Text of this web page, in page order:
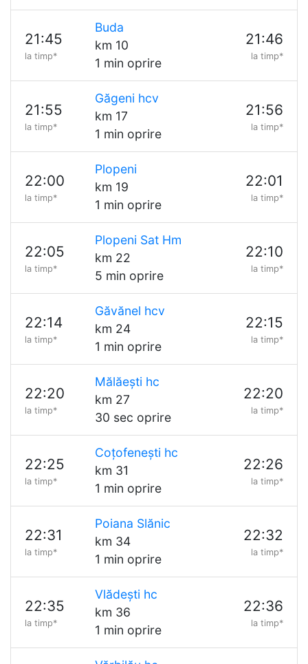
21:45
la timp*
Buda
km 10
1 min oprire
21:46
la timp*
21:55
la timp*
Găgeni hcv
km 17
1 min oprire
21:56
la timp*
22:00
la timp*
Plopeni
km 19
1 min oprire
22:01
la timp*
22:05
la timp*
Plopeni Sat Hm
km 22
5 min oprire
22:10
la timp*
22:14
la timp*
Găvănel hcv
km 24
1 min oprire
22:15
la timp*
22:20
la timp*
Mălăești hc
km 27
30 sec oprire
22:20
la timp*
22:25
la timp*
Coțofenești hc
km 31
1 min oprire
22:26
la timp*
22:31
la timp*
Poiana Slănic
km 34
1 min oprire
22:32
la timp*
22:35
la timp*
Vlădești hc
km 36
1 min oprire
22:36
la timp*